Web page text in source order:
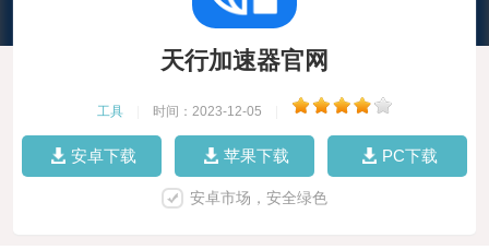
天行加速器官网
工具 时间：2023-12-05
安卓下载 苹果下载 PC下载
安卓市场，安全绿色